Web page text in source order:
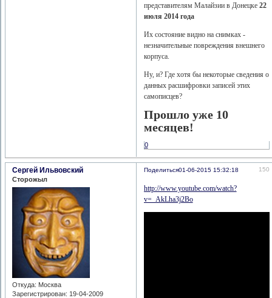
представителям Малайзии в Донецке 22
июля 2014 года
Их состояние видно на снимках -
незначительные повреждения внешнего
корпуса.
Ну, и? Где хотя бы некоторые сведения о
данных расшифровки записей этих
самописцев?
Прошло уже 10
месяцев!
0
Поделиться 150
01-06-2015 15:32:18
Сергей Ильвовский
Сторожыл
Откуда: Москва
Зарегистрирован: 19-04-2009
http://www.youtube.com/watch?
v=_AkLha3j2Bo